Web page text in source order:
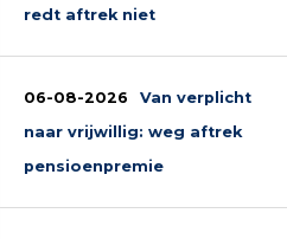
redt aftrek niet
06-08-2026
Van verplicht
naar vrijwillig: weg aftrek
pensioenpremie